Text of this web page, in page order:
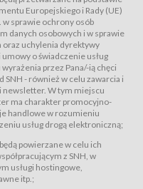
Usługodawcę w Serwisie;
Usługodawcę, z
w ust. 2 pkt. 4 i 5 poniżej, których
regulaminy,
osobowych Usługobiorców
ustawy z dnia 18 lipca
(Dz.U. z 2002 r., Nr 144, poz.
Usługobiorców materiałów
Europejskiego i Rady (UE)
sprawie ochrony osób
danych osobowych i w sprawie
oraz uchylenia dyrektywy
o świadczenie usług
przez Pana/-ią chęci
- również w celu zawarcia i
newsletter. W tym miejscu
ma charakter promocyjno-
handlowe w rozumieniu
usług drogą elektroniczną;
powierzane w celu ich
z SNH, w
usługi hostingowe,
itp.;